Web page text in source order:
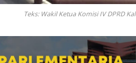
Teks: Wakil Ketua Komisi IV DPRD